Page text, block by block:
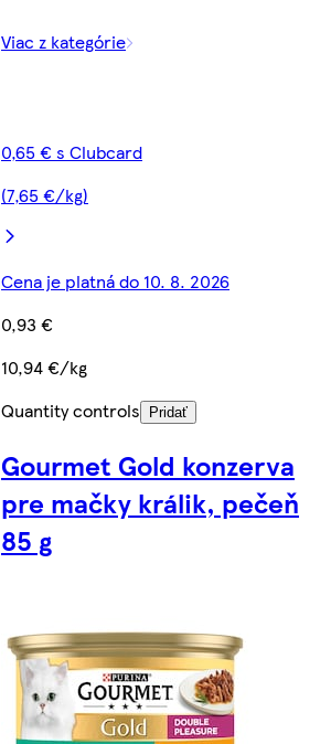
Viac z kategórie
0,65 € s Clubcard
(7,65 €/kg)
Cena je platná do 10. 8. 2026
0,93 €
10,94 €/kg
Quantity controls
Pridať
Gourmet Gold konzerva
pre mačky králik, pečeň
85 g